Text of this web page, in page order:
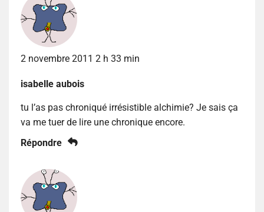
2 novembre 2011 2 h 33 min
isabelle aubois
tu l’as pas chroniqué irrésistible alchimie? Je sais ça
va me tuer de lire une chronique encore.
Répondre